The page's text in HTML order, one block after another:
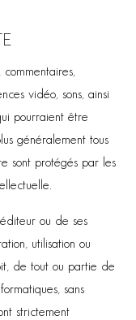
commentaires,
vidéo, sons, ainsi
pourraient être
généralement tous
sont protégés par les
ou de ses
utilisation ou
de tout ou partie de
sans
strictement